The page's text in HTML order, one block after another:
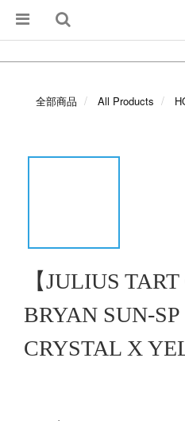
全部商品 All Products
【JULIUS
BRYAN SUN-
CRYSTAL X